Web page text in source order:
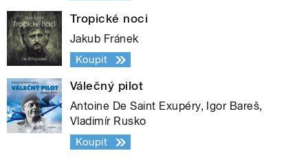
Tropické noci
Jakub Fránek
Koupit
Válečný pilot
Antoine De Saint Exupéry, Igor Bareš,
Vladimír Rusko
Koupit